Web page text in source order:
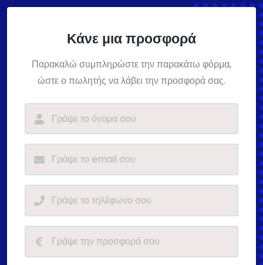
Κάνε μια προσφορά
Παρακαλώ συμπληρώστε την παρακάτω φόρμα,
ώστε ο πωλητής να λάβει την προσφορά σας.